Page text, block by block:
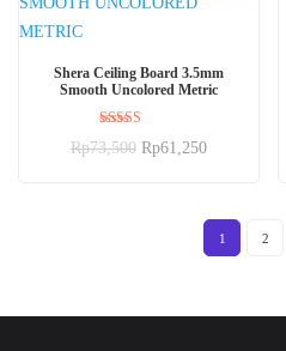
Shera Ceiling Board 3.5mm
Smooth Uncolored Metric
Dinilai
5.00
Rp73,500 Rp61,250
1 2